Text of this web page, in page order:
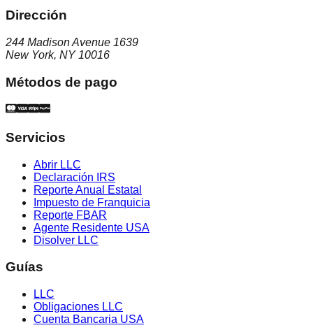
Dirección
244 Madison Avenue 1639
New York, NY 10016
Métodos de pago
Servicios
Abrir LLC
Declaración IRS
Reporte Anual Estatal
Impuesto de Franquicia
Reporte FBAR
Agente Residente USA
Disolver LLC
Guías
LLC
Obligaciones LLC
Cuenta Bancaria USA